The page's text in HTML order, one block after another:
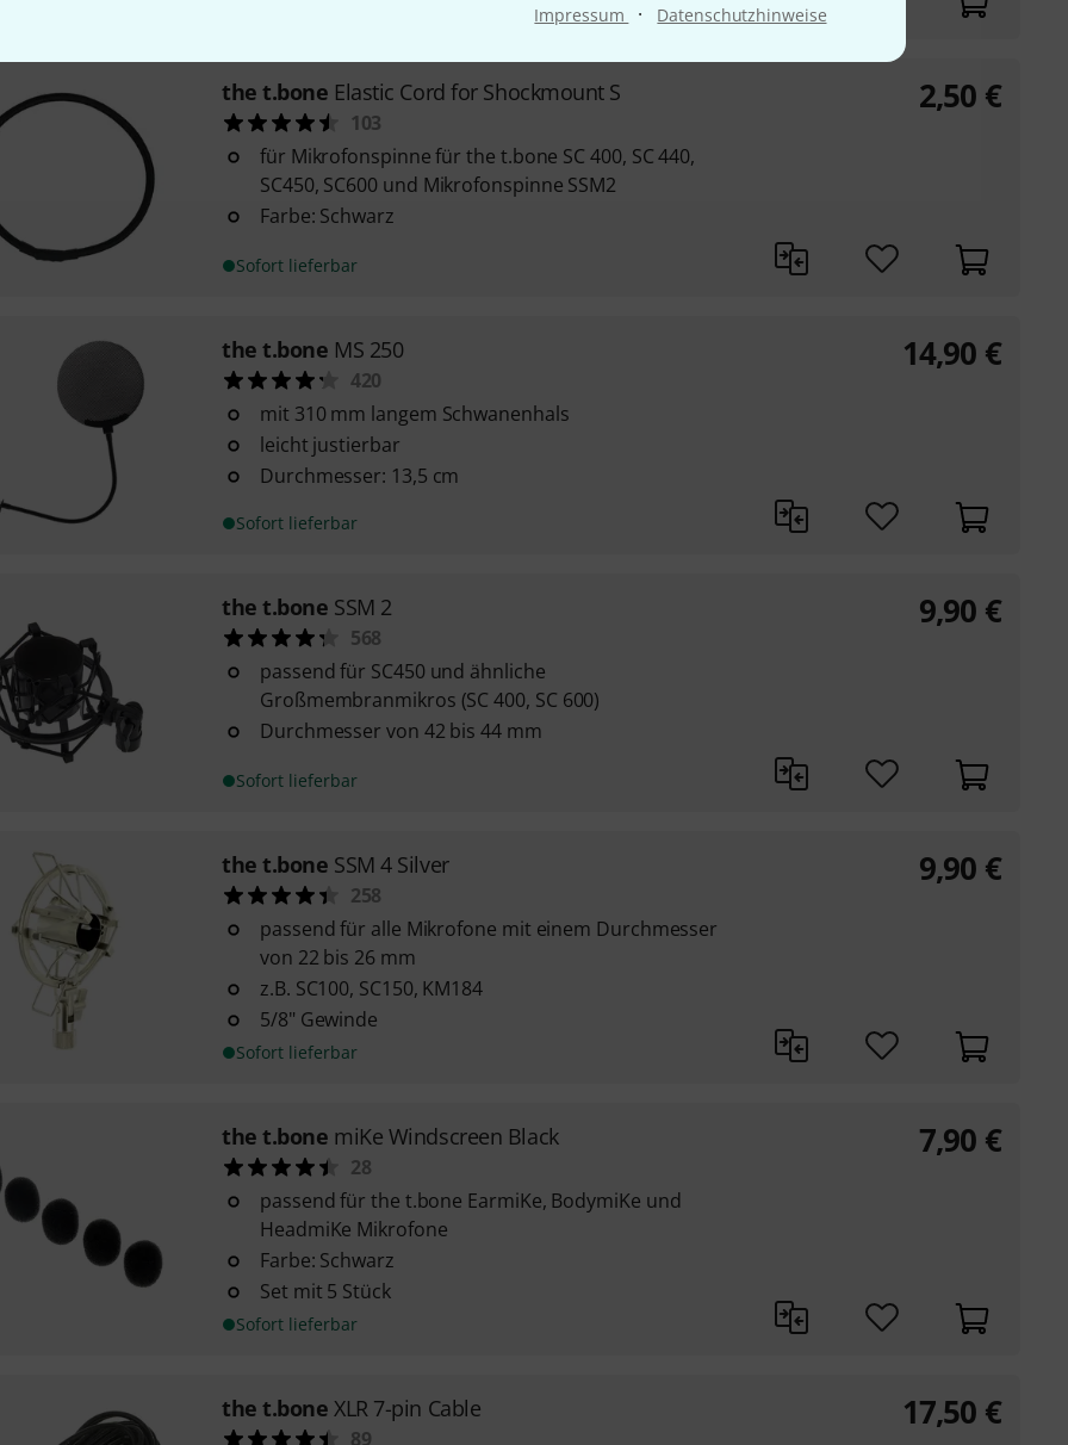
Impressum · Datenschutzhinweise
the t.bone Elastic Cord for Shockmount S
103
für Mikrofonspinne für the t.bone SC 400, SC 440,
SC450, SC600 und Mikrofonspinne SSM2
Farbe: Schwarz
Sofort lieferbar
2,50 €
the t.bone MS 250
420
mit 310 mm langem Schwanenhals
leicht justierbar
Durchmesser: 13,5 cm
Sofort lieferbar
14,90 €
the t.bone SSM 2
568
passend für SC450 und ähnliche
Großmembranmikros (SC 400, SC 600)
Durchmesser von 42 bis 44 mm
Sofort lieferbar
9,90 €
the t.bone SSM 4 Silver
258
passend für alle Mikrofone mit einem Durchmesser
von 22 bis 26 mm
z.B. SC100, SC150, KM184
5/8" Gewinde
Sofort lieferbar
9,90 €
the t.bone miKe Windscreen Black
28
passend für the t.bone EarmiKe, BodymiKe und
HeadmiKe Mikrofone
Farbe: Schwarz
Set mit 5 Stück
Sofort lieferbar
7,90 €
the t.bone XLR 7-pin Cable
89
17,50 €